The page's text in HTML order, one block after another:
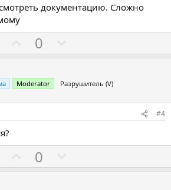
документацию. Сложно
а
0
р
т
и
Moderator Разрушитель (V)
#4
а
0
р